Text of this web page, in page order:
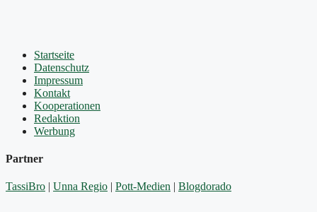
Startseite
Datenschutz
Impressum
Kontakt
Kooperationen
Redaktion
Werbung
Partner
TassiBro Unna Regio Pott-Medien Blogdorado